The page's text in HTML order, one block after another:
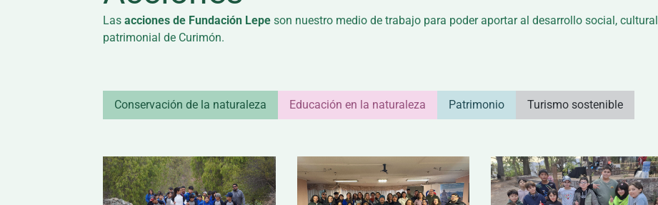
Las acciones de Fundación Lepe son nuestro medio de trabajo para poder aportar al desarrollo social,
patrimonial de Curimón.
Conservación de la naturaleza Educación en la naturaleza Patrimonio Turismo sostenible